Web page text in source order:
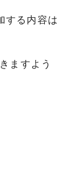
する内容は
ますよう